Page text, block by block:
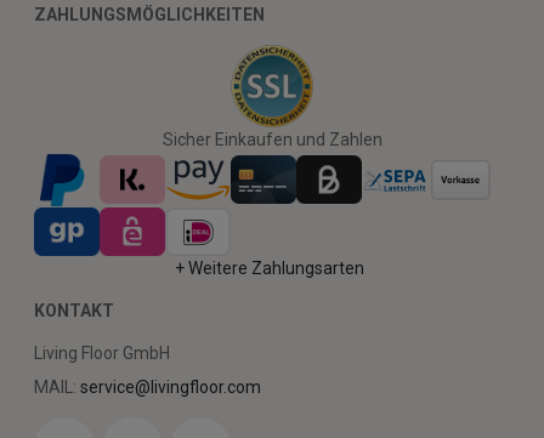
ZAHLUNGSMÖGLICHKEITEN
Sicher Einkaufen und Zahlen
+ Weitere Zahlungsarten
KONTAKT
Living Floor GmbH
MAIL: service@livingfloor.com